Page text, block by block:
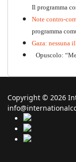
Il programma
Note contro-
programma
Gaza: nessuna
Opuscolo:
Copyright © 2026